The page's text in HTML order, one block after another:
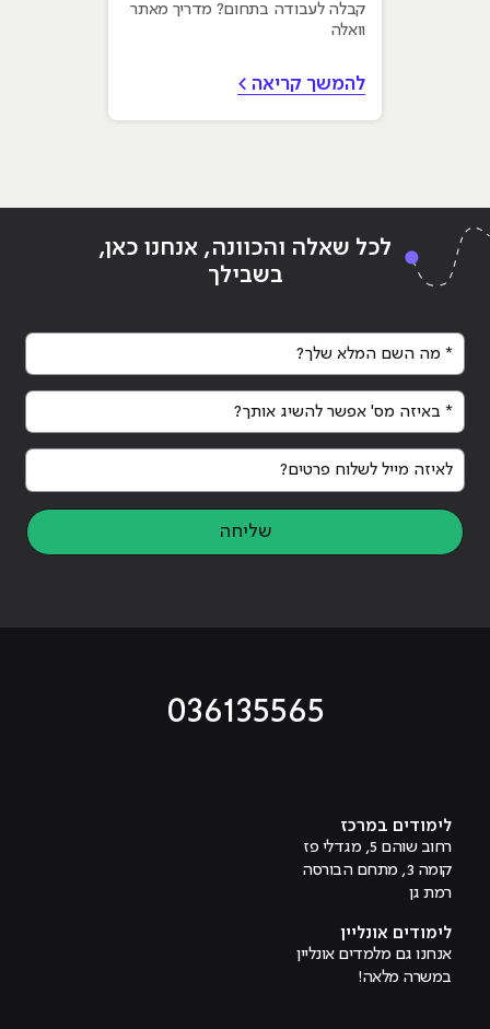
קבלה לעבודה בתחום? מדריך מאתר
וואלה
להמשך קריאה >
לכל שאלה והכוונה, אנחנו כאן,
בשבילך
* מה השם המלא שלך?
* באיזה מס' אפשר להשיג אותך?
לאיזה מייל לשלוח פרטים?
שליחה
036135565
לימודים במרכז
רחוב שוהם 5, מגדלי פז
קומה 3, מתחם הבורסה
רמת גן
לימודים אונליין
אנחנו גם מלמדים אונליין
במשרה מלאה!